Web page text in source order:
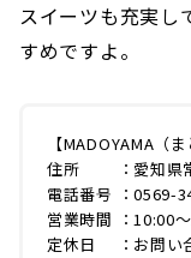
スイーツも充実し
すめですよ。
【MADOYAMA（ま
住所 ：愛知県常
電話番号 ：0569-
営業時間 ：10:00
定休日 ：お問い